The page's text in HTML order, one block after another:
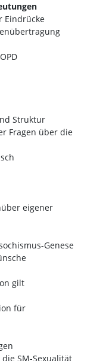
Eindrücke
Struktur
Fragen über die
eigener
Genese
gilt
für
SM-Sexualität